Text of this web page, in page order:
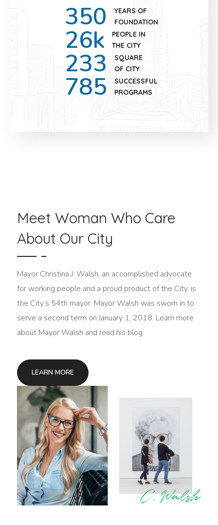
350
YEARS OF
FOUNDATION
26k
PEOPLE IN
THE CITY
233
SQUARE
OF CITY
785
SUCCESSFUL
PROGRAMS
Meet Woman Who Care
About Our City
Mayor Christina J. Walsh, an accomplished advocate
for working people and a proud product of the City, is
the City’s 54th mayor. Mayor Walsh was sworn in to
serve a second term on January 1, 2018. Learn more
about Mayor Walsh and read his blog.
LEARN MORE